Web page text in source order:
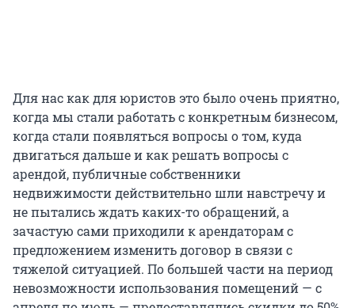
Для нас как для юристов это было очень приятно,
когда мы стали работать с конкретным бизнесом,
когда стали появляться вопросы о том, куда
двигаться дальше и как решать вопросы с
арендой, публичные собственники
недвижимости действительно шли навстречу и
не пытались ждать каких-то обращений, а
зачастую сами приходили к арендаторам с
предложением изменить договор в связи с
тяжелой ситуацией. По большей части на период
невозможности использования помещений — с